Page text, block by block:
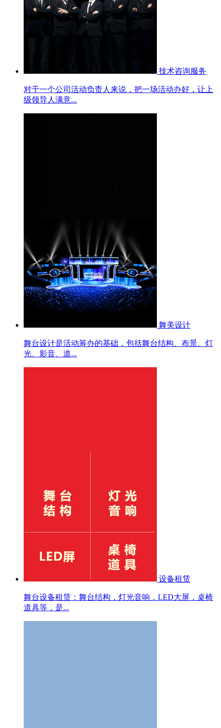
技术咨询服务
对于一个公司活动负责人来说，把一场活动办好，让上
级领导人满意...
舞美设计
舞台设计是活动筹办的基础，包括舞台结构、布景、灯
光、影音、道...
设备租赁
舞台设备租赁：舞台结构，灯光音响，LED大屏，桌椅
道具等，是...